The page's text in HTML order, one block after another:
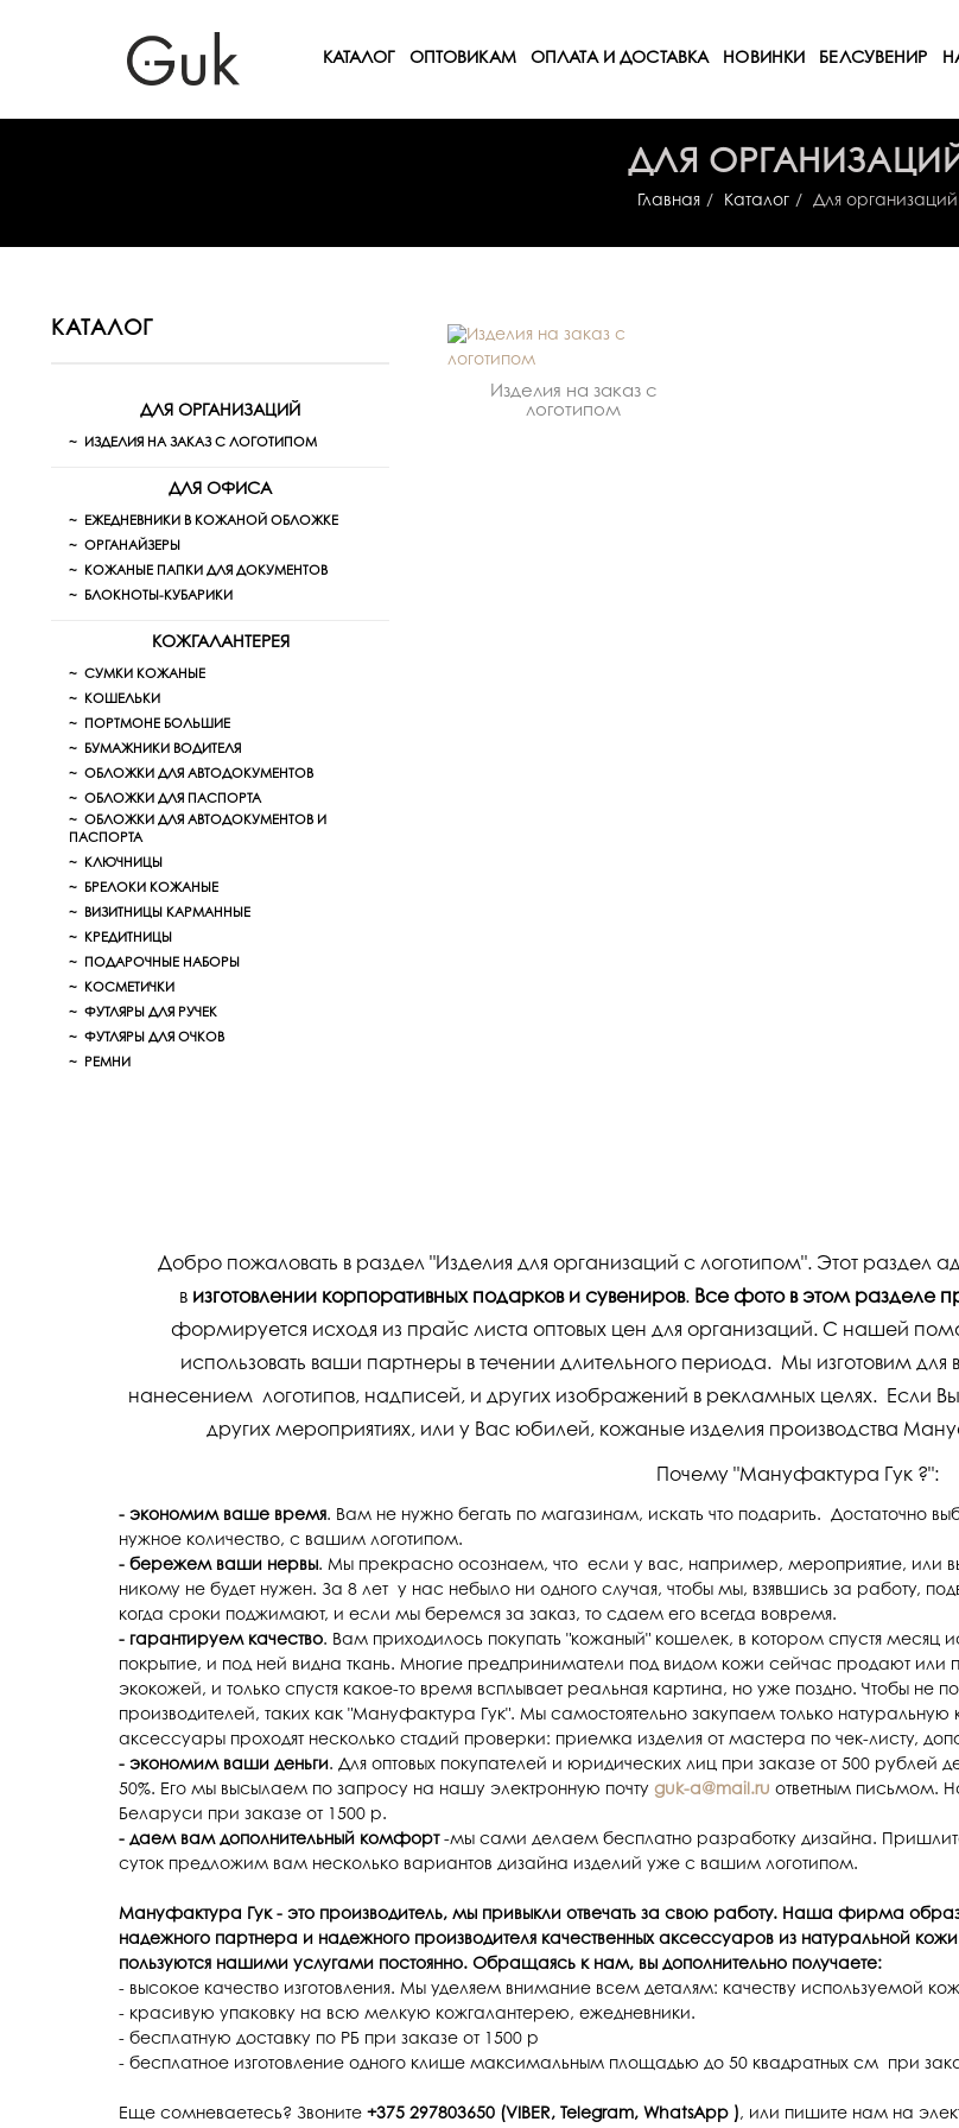
КАТАЛОГ ОПТОВИКАМ ОПЛАТА И ДОСТАВКА НОВИНКИ БЕЛСУВЕНИР
ДЛЯ
Главная Каталог Для организаций
КАТАЛОГ
ДЛЯ ОРГАНИЗАЦИЙ
ИЗДЕЛИЯ НА ЗАКАЗ С ЛОГОТИПОМ
ДЛЯ ОФИСА
ЕЖЕДНЕВНИКИ В КОЖАНОЙ ОБЛОЖКЕ
ОРГАНАЙЗЕРЫ
КОЖАНЫЕ ПАПКИ ДЛЯ ДОКУМЕНТОВ
БЛОКНОТЫ-КУБАРИКИ
КОЖГАЛАНТЕРЕЯ
СУМКИ КОЖАНЫЕ
КОШЕЛЬКИ
ПОРТМОНЕ БОЛЬШИЕ
БУМАЖНИКИ ВОДИТЕЛЯ
ОБЛОЖКИ ДЛЯ АВТОДОКУМЕНТОВ
ОБЛОЖКИ ДЛЯ ПАСПОРТА
ОБЛОЖКИ ДЛЯ АВТОДОКУМЕНТОВ И
ПАСПОРТА
КЛЮЧНИЦЫ
БРЕЛОКИ КОЖАНЫЕ
ВИЗИТНИЦЫ КАРМАННЫЕ
КРЕДИТНИЦЫ
ПОДАРОЧНЫЕ НАБОРЫ
КОСМЕТИЧКИ
ФУТЛЯРЫ ДЛЯ РУЧЕК
ФУТЛЯРЫ ДЛЯ ОЧКОВ
РЕМНИ
Изделия на заказ с
логотипом
Добро пожаловать в раздел "Изделия для организаций с логотипом". Этот раздел
в изготовлении корпоративных подарков и сувениров. Все фото в этом разделе
формируется исходя из прайс листа оптовых цен для организаций. С нашей
использовать ваши партнеры в течении длительного периода. Мы изготовим
нанесением логотипов, надписей, и других изображений в рекламных целях. Если Вы
других мероприятиях, или у Вас юбилей, кожаные изделия производства
Почему "Мануфактура Гук ?":
- экономим ваше время. Вам не нужно бегать по магазинам, искать что подарить. Достаточно
нужное количество, с вашим логотипом.
- бережем ваши нервы. Мы прекрасно осознаем, что если у вас, например, мероприятие, или
никому не будет нужен. За 8 лет у нас небыло ни одного случая, чтобы мы, взявшись за работу,
когда сроки поджимают, и если мы беремся за заказ, то сдаем его всегда вовремя.
- гарантируем качество. Вам приходилось покупать "кожаный" кошелек, в котором спустя месяц
покрытие, и под ней видна ткань. Многие предприниматели под видом кожи сейчас продают
экокожей, и только спустя какое-то время всплывает реальная картина, но уже поздно. Чтобы не
производителей, таких как "Мануфактура Гук". Мы самостоятельно закупаем только
аксессуары проходят несколько стадий проверки: приемка изделия от мастера по чек-листу,
- экономим ваши деньги. Для оптовых покупателей и юридических лиц при заказе от 500 рублей
50%. Его мы высылаем по запросу на нашу электронную почту guk-a@mail.ru ответным письмом.
Беларуси при заказе от 1500 р.
- даем вам дополнительный комфорт-мы сами делаем бесплатно разработку дизайна.
суток предложим вам несколько вариантов дизайна изделий уже с вашим логотипом.
Мануфактура Гук - это производитель, мы привыкли отвечать за свою работу. Наша фирма
надежного партнера и надежного производителя качественных аксессуаров из натуральной
пользуются нашими услугами постоянно. Обращаясь к нам, вы дополнительно получаете:
- высокое качество изготовления. Мы уделяем внимание всем деталям: качеству используемой
- красивую упаковку на всю мелкую кожгалантерею, ежедневники.
- бесплатную доставку по РБ при заказе от 1500 р
- бесплатное изготовление одного клише максимальным площадью до 50 квадратных см при
Еще сомневаетесь? Звоните +375 297803650 (VIBER, Telegram, WhatsApp ), или пишите нам на